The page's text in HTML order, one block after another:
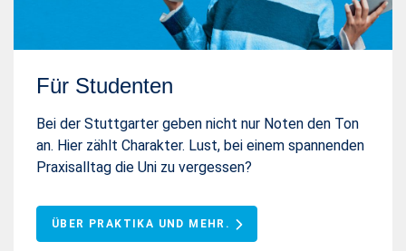
Für Studenten
Bei der Stuttgarter geben nicht nur Noten den Ton
an. Hier zählt Charakter. Lust, bei einem spannenden
Praxisalltag die Uni zu vergessen?
ÜBER PRAKTIKA UND MEHR.